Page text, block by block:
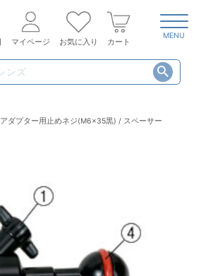
マイページ お気に入り カート
MENU
ダプター用止めネジ(M6x35黒) / スペーサー